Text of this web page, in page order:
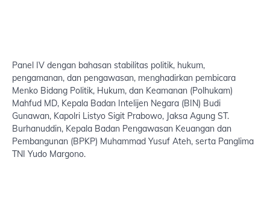
Panel IV dengan bahasan stabilitas politik, hukum,
pengamanan, dan pengawasan, menghadirkan pembicara
Menko Bidang Politik, Hukum, dan Keamanan (Polhukam)
Mahfud MD, Kepala Badan Intelijen Negara (BIN) Budi
Gunawan, Kapolri Listyo Sigit Prabowo, Jaksa Agung ST.
Burhanuddin, Kepala Badan Pengawasan Keuangan dan
Pembangunan (BPKP) Muhammad Yusuf Ateh, serta Panglima
TNI Yudo Margono.